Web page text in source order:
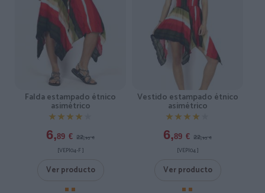
Falda estampado étnico
asimétrico
★★★★★
★★★★★
6,89 € 22,95 €
[VEPI04-F ]
Ver producto
Vestido estampado étnico
asimétrico
★★★★★
★★★★★
6,89 € 22,95 €
[VEPI04 ]
Ver producto